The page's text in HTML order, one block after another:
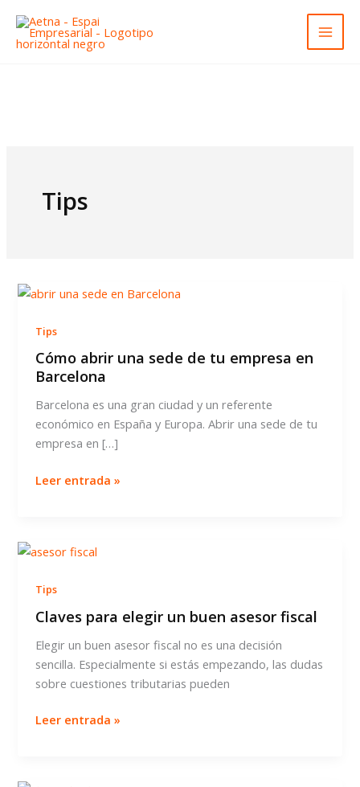
contenido
Tips
Tips
Cómo abrir una sede de tu empresa en
Barcelona
Barcelona es una gran ciudad y un referente
económico en España y Europa. Abrir una sede de tu
empresa en […]
Cómo
de
empresa
en
Leer entrada »
Tips
Claves para elegir un buen asesor fiscal
Elegir un buen asesor fiscal no es una decisión
sencilla. Especialmente si estás empezando, las dudas
sobre cuestiones tributarias pueden
Claves
Leer entrada »